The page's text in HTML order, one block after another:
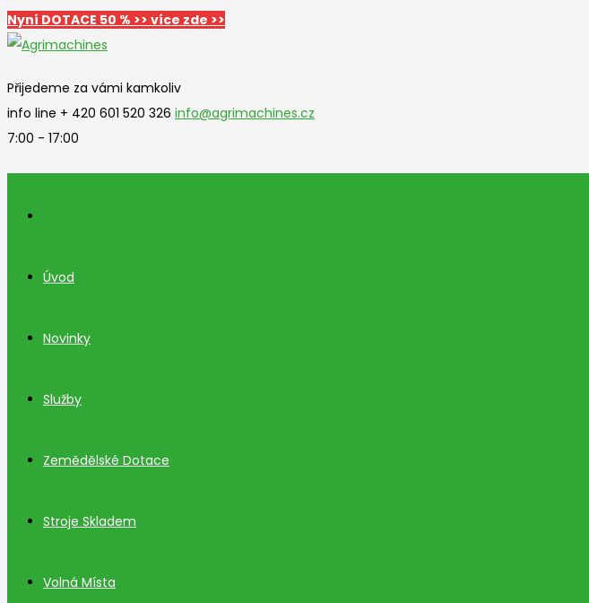
Nyní DOTACE 50 % >> více zde >>
Přijedeme za vámi kamkoliv
info line + 420 601 520 326 info@agrimachines.cz
7:00 - 17:00
Úvod
Novinky
Služby
Zemědělské Dotace
Stroje Skladem
Volná Místa